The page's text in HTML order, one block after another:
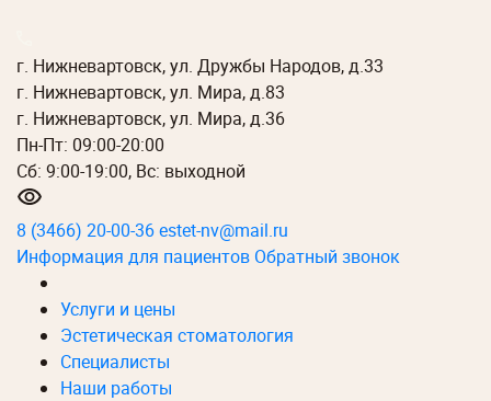
г. Нижневартовск, ул. Дружбы Народов, д.33
г. Нижневартовск, ул. Мира, д.83
г. Нижневартовск, ул. Мира, д.36
Пн-Пт: 09:00-20:00
Сб: 9:00-19:00, Вс: выходной
8 (3466) 20-00-36estet-nv@mail.ru
Информация для пациентов Обратный звонок
Услуги и цены
Эстетическая стоматология
Специалисты
Наши работы